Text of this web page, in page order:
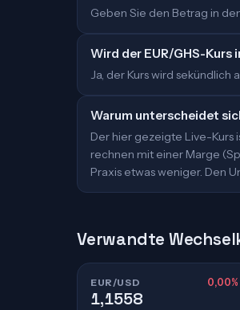
Geben Sie den Betrag in
Wird der EUR/GHS-
Ja, der Kurs wird sekündlich
Warum unterscheidet
Der hier gezeigte Live-Kurs
rechnen mit einer Marge
Praxis etwas weniger. Den
Verwandte
EUR/USD 0,00%
1,1558